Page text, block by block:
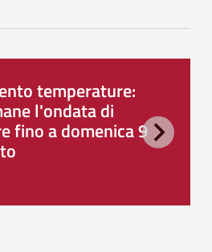
temperature:
l'ondata di
fino a domenica 9